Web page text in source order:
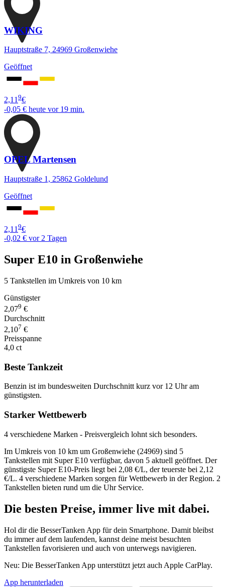
WIKING
Hauptstraße 7, 24969 Großenwiehe
Geöffnet
2,119€
-0,05 € heute vor 19 min.
OPEL Martensen
Hauptstraße 1, 25862 Goldelund
Geöffnet
2,119€
-0,02 € vor 2 Tagen
Super E10 in Großenwiehe
5 Tankstellen im Umkreis von 10 km
Günstigster
2,079 €
Durchschnitt
2,107 €
Preisspanne
4,0 ct
Beste Tankzeit
Benzin ist im bundesweiten Durchschnitt kurz vor 12 Uhr am
günstigsten.
Starker Wettbewerb
4 verschiedene Marken - Preisvergleich lohnt sich besonders.
Im Umkreis von 10 km um Großenwiehe (24969) sind 5
Tankstellen mit Super E10 verfügbar, davon 5 aktuell geöffnet. Der
günstigste Super E10-Preis liegt bei 2,08 €/L, der teuerste bei 2,12
€/L. 4 verschiedene Marken sorgen für Wettbewerb in der Region. 2
Tankstellen bieten rund um die Uhr Service.
Die besten Preise, immer live mit dabei.
Hol dir die BesserTanken App für dein Smartphone. Damit bleibst
du immer auf dem laufenden, kannst deine meist besuchten
Tankstellen favorisieren und auch von unterwegs navigieren.
Neu: Die BesserTanken App unterstützt jetzt auch Apple CarPlay.
App herunterladen